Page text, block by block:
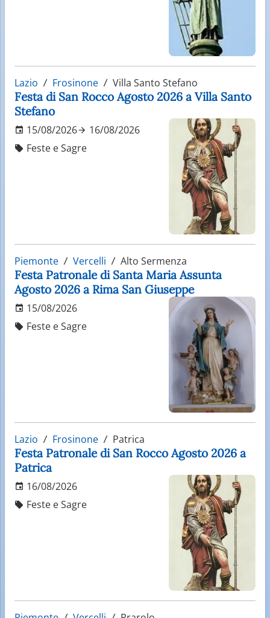
Lazio Frosinone Villa Santo Stefano
Festa di San Rocco Agosto 2026 a Villa Santo
Stefano
15/08/2026
16/08/2026
Feste e Sagre
Piemonte Vercelli Alto Sermenza
Festa Patronale di Santa Maria Assunta
Agosto 2026 a Rima San Giuseppe
15/08/2026
Feste e Sagre
Lazio Frosinone Patrica
Festa Patronale di San Rocco Agosto 2026 a
Patrica
16/08/2026
Feste e Sagre